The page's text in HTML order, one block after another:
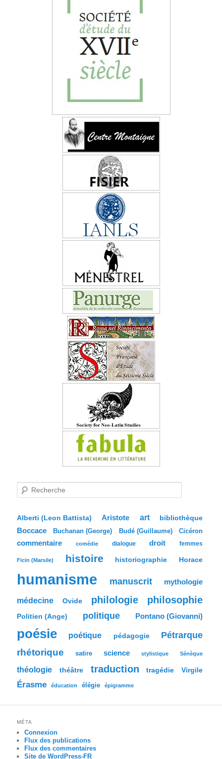
c
e
r
c
e
Alberti (Leon Battista) Aristote art bibliothèque
Boccace Buchanan (George) Budé (Guillaume) Cicéron
commentaire comédie dialogue droit femmes
Ficin (Marsile) histoire historiographie Horace
humanisme manuscrit mythologie
médecine Ovide philologie philosophie
Politien (Ange) politique Pontano (Giovanni)
poésie poétique pédagogie Pétrarque
rhétorique satire science stylistique Sénèque
théologie théâtre traduction tragédie Virgile
Érasme éducation élégie épigramme
MÉTA
Connexion
Flux des publications
Flux des commentaires
Site de WordPress-FR